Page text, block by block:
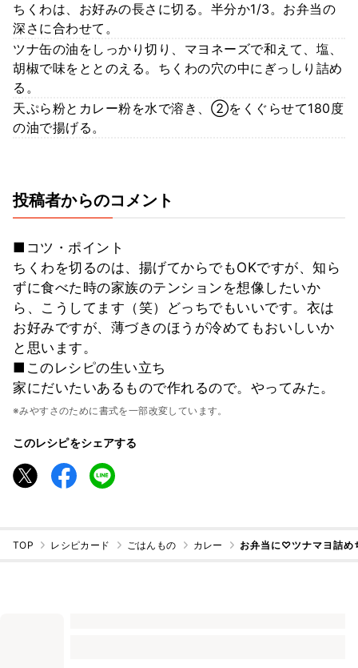
ちくわは、お好みの長さに切る。半分か1/3。お弁当の
深さに合わせて。
ツナ缶の油をしっかり切り、マヨネーズで和えて、塩、
胡椒で味をととのえる。ちくわの穴の中にぎっしり詰め
る。
天ぷら粉とカレー粉を水で溶き、②をくぐらせて180度
の油で揚げる。
投稿者からのコメント
■コツ・ポイント
ちくわを切るのは、揚げてからでもOKですが、知ら
ずに食べた時の家族のテンションを想像したいか
ら、こうしてます（笑）どっちでもいいです。衣は
お好みですが、薄づきのほうが冷めてもおいしいか
と思います。
■このレシピの生い立ち
家にだいたいあるもので作れるので。やってみた。
※みやすさのために書式を一部改変しています。
このレシピをシェアする
TOP レシピカード ごはんもの カレー お弁当に♡ツナマヨ詰